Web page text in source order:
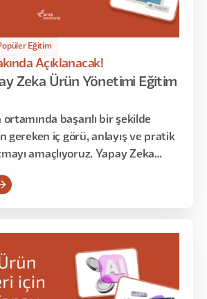
Eğitim
Açıklanacak!
Zeka Ürün Yönetimi Eğitim
başarılı bir şekilde
gereken iç görü, anlayış ve pratik
amaçlıyoruz. Yapay Zeka
ile ürün yönetimi